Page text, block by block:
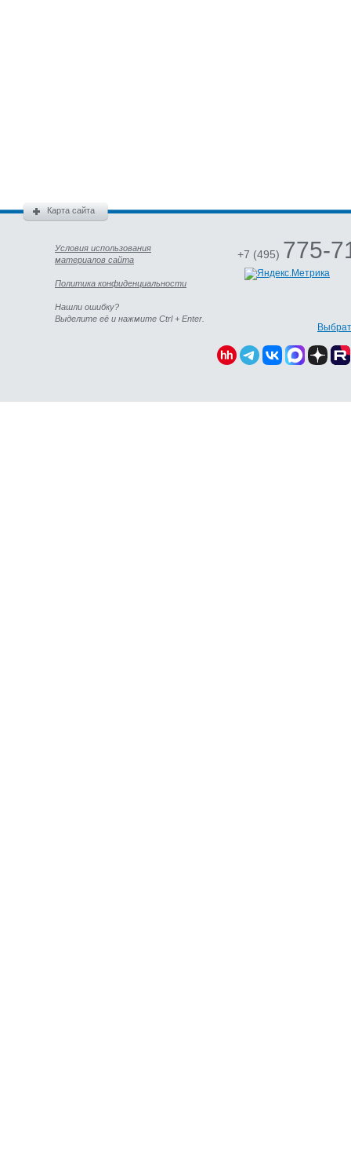
Карта сайта
Условия использования
материалов сайта
Политика конфиденциальности
Нашли ошибку?
Выделите её и нажмите Ctrl + Enter.
+7 (495) 775-